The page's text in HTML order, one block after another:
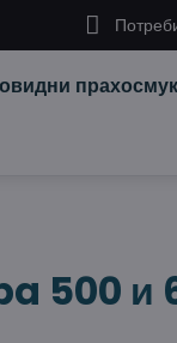
500